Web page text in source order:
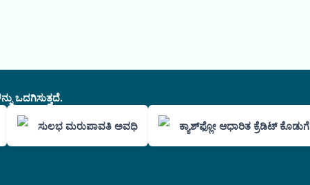
ಒದಗಿಸುತ್ತದೆ.
ಸುಲಭ ಮರುಪಾವತಿ ಅವಧಿ ಕ್ಯಾಶ್‌ಫ್ಲೋ ಆಧಾರಿತ ಕ್ರೆಡಿಟ್ ಕೊಡುಗೆ